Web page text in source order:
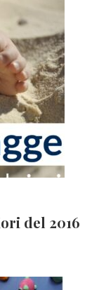
del 2016